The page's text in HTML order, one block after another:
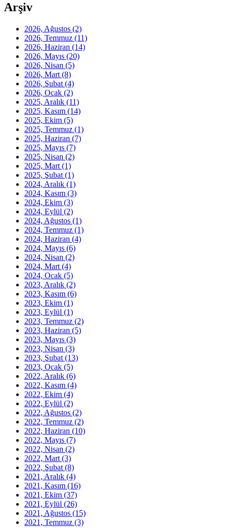
Arşiv
2026, Ağustos (2)
2026, Temmuz (11)
2026, Haziran (14)
2026, Mayıs (20)
2026, Nisan (5)
2026, Mart (8)
2026, Şubat (4)
2026, Ocak (2)
2025, Aralık (11)
2025, Kasım (14)
2025, Ekim (5)
2025, Temmuz (1)
2025, Haziran (7)
2025, Mayıs (7)
2025, Nisan (2)
2025, Mart (1)
2025, Şubat (1)
2024, Aralık (1)
2024, Kasım (3)
2024, Ekim (3)
2024, Eylül (2)
2024, Ağustos (1)
2024, Temmuz (1)
2024, Haziran (4)
2024, Mayıs (6)
2024, Nisan (2)
2024, Mart (4)
2024, Ocak (5)
2023, Aralık (2)
2023, Kasım (6)
2023, Ekim (1)
2023, Eylül (1)
2023, Temmuz (2)
2023, Haziran (5)
2023, Mayıs (3)
2023, Nisan (3)
2023, Şubat (13)
2023, Ocak (5)
2022, Aralık (6)
2022, Kasım (4)
2022, Ekim (4)
2022, Eylül (2)
2022, Ağustos (2)
2022, Temmuz (2)
2022, Haziran (10)
2022, Mayıs (7)
2022, Nisan (2)
2022, Mart (3)
2022, Şubat (8)
2021, Aralık (4)
2021, Kasım (16)
2021, Ekim (37)
2021, Eylül (26)
2021, Ağustos (15)
2021, Temmuz (3)